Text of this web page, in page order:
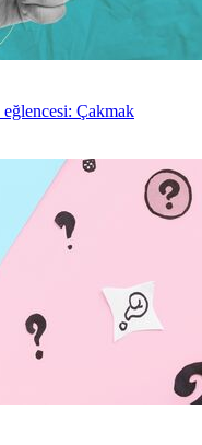
eğlencesi: Çakmak